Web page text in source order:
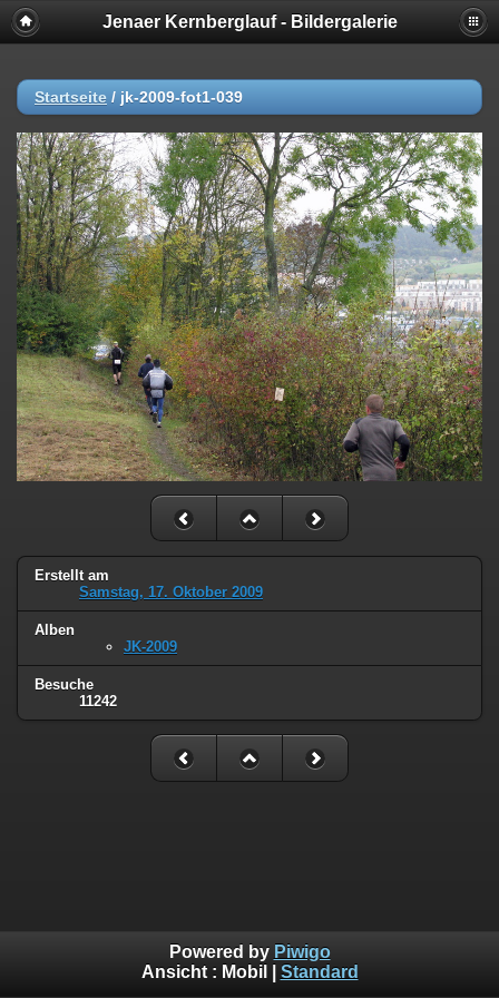
Jenaer Kernberglauf - Bildergalerie
Startseite / jk-2009-fot1-039
Erstellt am
Samstag, 17. Oktober 2009
Alben
JK-2009
Besuche
11242
Powered by Piwigo
Ansicht : Mobil Standard